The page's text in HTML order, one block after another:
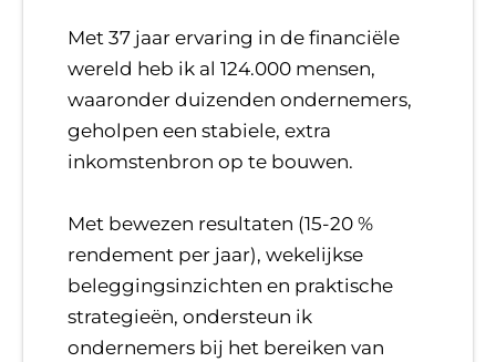
Met 37 jaar ervaring in de financiële
wereld heb ik al 124.000 mensen,
waaronder duizenden ondernemers,
geholpen een stabiele, extra
inkomstenbron op te bouwen.
​Met bewezen resultaten (15-20 %
rendement per jaar), wekelijkse
beleggingsinzichten en praktische
strategieën, ondersteun ik
ondernemers bij het bereiken van